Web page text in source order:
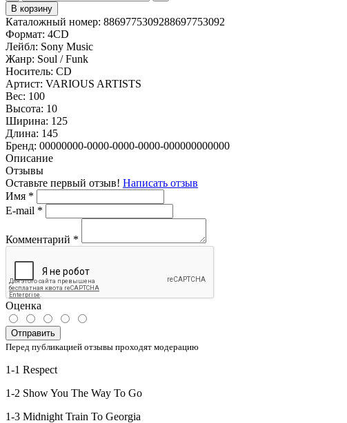
В корзину
Каталожный номер: 8869775309288697753092
Формат: 4CD
Лейбл: Sony Music
Жанр: Soul / Funk
Носитель: CD
Артист: VARIOUS ARTISTS
Вес: 100
Высота: 10
Ширина: 125
Длина: 145
Бренд: 00000000-0000-0000-0000-000000000000
Описание
Отзывы
Оставьте первый отзыв! Написать отзыв
Имя *
E-mail *
Комментарий *
Оценка
Отправить
Перед публикацией отзывы проходят модерацию
1-1 Respect
1-2 Show You The Way To Go
1-3 Midnight Train To Georgia